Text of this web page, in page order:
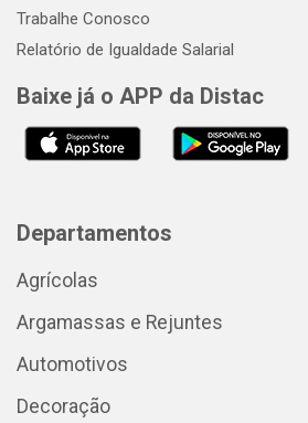
Trabalhe Conosco
Relatório de Igualdade Salarial
Baixe já o APP da Distac
Departamentos
Agrícolas
Argamassas e Rejuntes
Automotivos
Decoração